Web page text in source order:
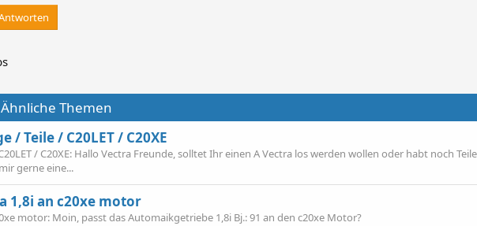
Themen
/ Teile / C20LET / C20XE
/ C20XE: Hallo Vectra Freunde, solltet Ihr einen A Vectra los werden wollen oder habt noch
gerne eine...
1,8i an c20xe motor
motor: Moin, passt das Automaikgetriebe 1,8i Bj.: 91 an den c20xe Motor?